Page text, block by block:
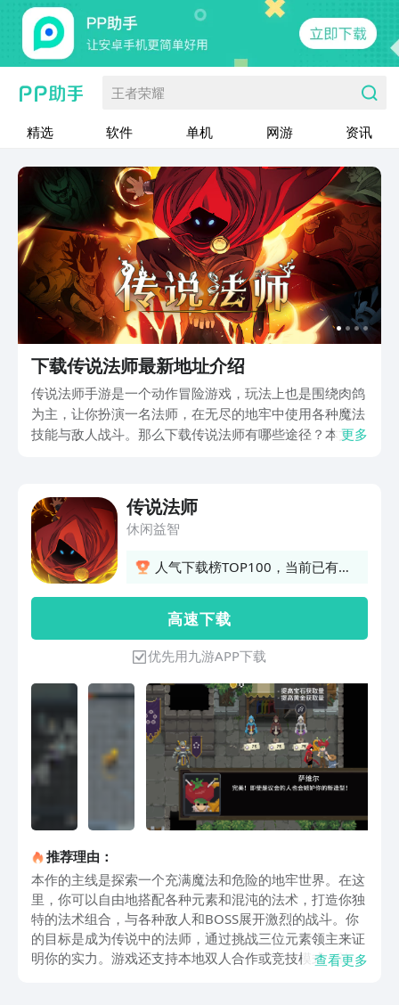
王者荣耀
精选 软件 单机 网游 资讯
下载传说法师最新地址介绍
传说法师手游是一个动作冒险游戏，玩法上也是围绕肉鸽
为主，让你扮演一名法师，在无尽的地牢中使用各种魔法
技能与敌人战斗。那么下载传说法师有哪些途径？本文将
更多
传说法师
休闲益智
人气下载榜TOP100，当前已有
高 速 下 载
优先用九游APP下载
推荐理由：
本作的主线是探索一个充满魔法和危险的地牢世界。在这
里，你可以自由地搭配各种元素和混沌的法术，打造你独
特的法术组合，与各种敌人和BOSS展开激烈的战斗。你
的目标是成为传说中的法师，通过挑战三位元素领主来证
明你的实力。游戏还支持本地双人合作或竞技模式，让你
查看更多